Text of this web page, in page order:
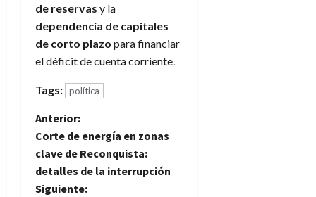
de reservas y la
dependencia de capitales
de corto plazo para financiar
el déficit de cuenta corriente.
Tags: política
N
a
v
Anterior:
Corte de energía en zonas
clave de Reconquista:
detalles de la interrupción
Siguiente: